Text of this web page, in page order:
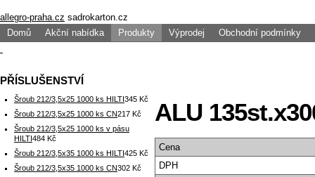
allegro-praha.cz sadrokarton.cz
Domů
Akční nabídka Produkty Výprodej Obchodní podmínky
ALU
Cena
DPH
PŘÍSLUŠENSTVÍ
Šroub 212/3,5x25 1000 ks HILTI345 Kč
Šroub 212/3,5x25 1000 ks CN217 Kč
Šroub 212/3,5x25 1000 ks v pásu
HILTI484 Kč
Šroub 212/3,5x35 1000 ks HILTI425 Kč
Šroub 212/3,5x35 1000 ks CN302 Kč